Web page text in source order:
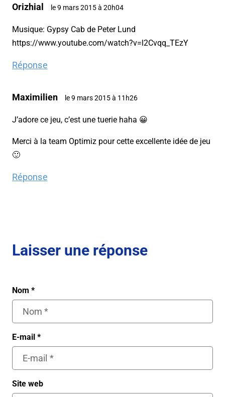
Orizhial le 9 mars 2015 à 20h04
Musique: Gypsy Cab de Peter Lund
https://www.youtube.com/watch?v=l2Cvqq_TEzY
Réponse
Maximilien le 9 mars 2015 à 11h26
J’adore ce jeu, c’est une tuerie haha 😀
Merci à la team Optimiz pour cette excellente idée de jeu
🙂
Réponse
Laisser une réponse
Nom *
E-mail *
Site web